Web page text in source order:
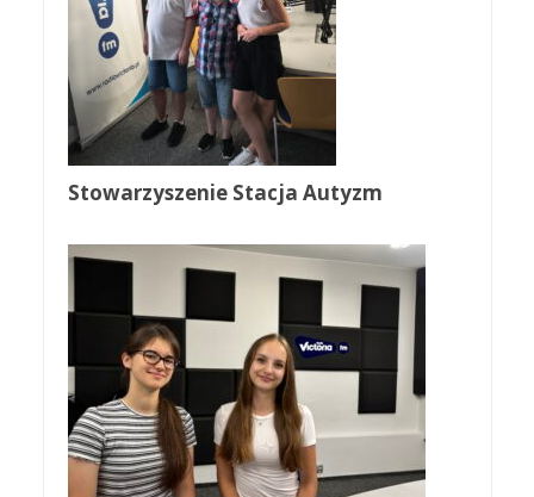
Stowarzyszenie Stacja Autyzm